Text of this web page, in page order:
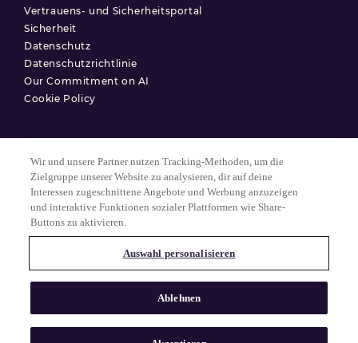
Vertrauens- und Sicherheitsportal
Sicherheit
Datenschutz
Datenschutzrichtlinie
Our Commitment on AI
Cookie Policy
© 2025 Match Group.
Nutzungsbedingungen
Datenschutzerklärung
Alle Rechte vorbehalten. MATCH GROUP, das MG-Logo und der MG-
Faden mit blauem Farbverlauf sind Marken der Match Group
Americas, LLC. Alle anderen Marken sind Eigentum ihrer jeweiligen
Wir und unsere Partner nutzen Tracking-Methoden, um die
Zielgruppe unserer Website zu analysieren, dir auf deine
Interessen zugeschnittene Angebote und Werbung anzuzeigen
und interaktive Funktionen sozialer Plattformen wie Share-
Buttons zu aktivieren.
Auswahl personalisieren
Ablehnen